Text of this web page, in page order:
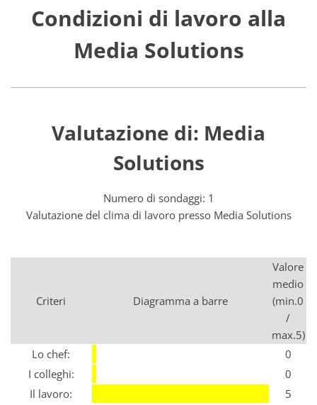
Condizioni di lavoro alla
Media Solutions
Valutazione di: Media
Solutions
Numero di sondaggi: 1
Valutazione del clima di lavoro presso Media Solutions
Criteri Diagramma a barre
Valore
medio
(min.0
/
max.5)
Lo chef:
0
I colleghi:
0
Il lavoro:
5